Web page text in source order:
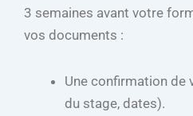
3 semaines avant votre
vos documents :
Une confirmation
du stage, dates).